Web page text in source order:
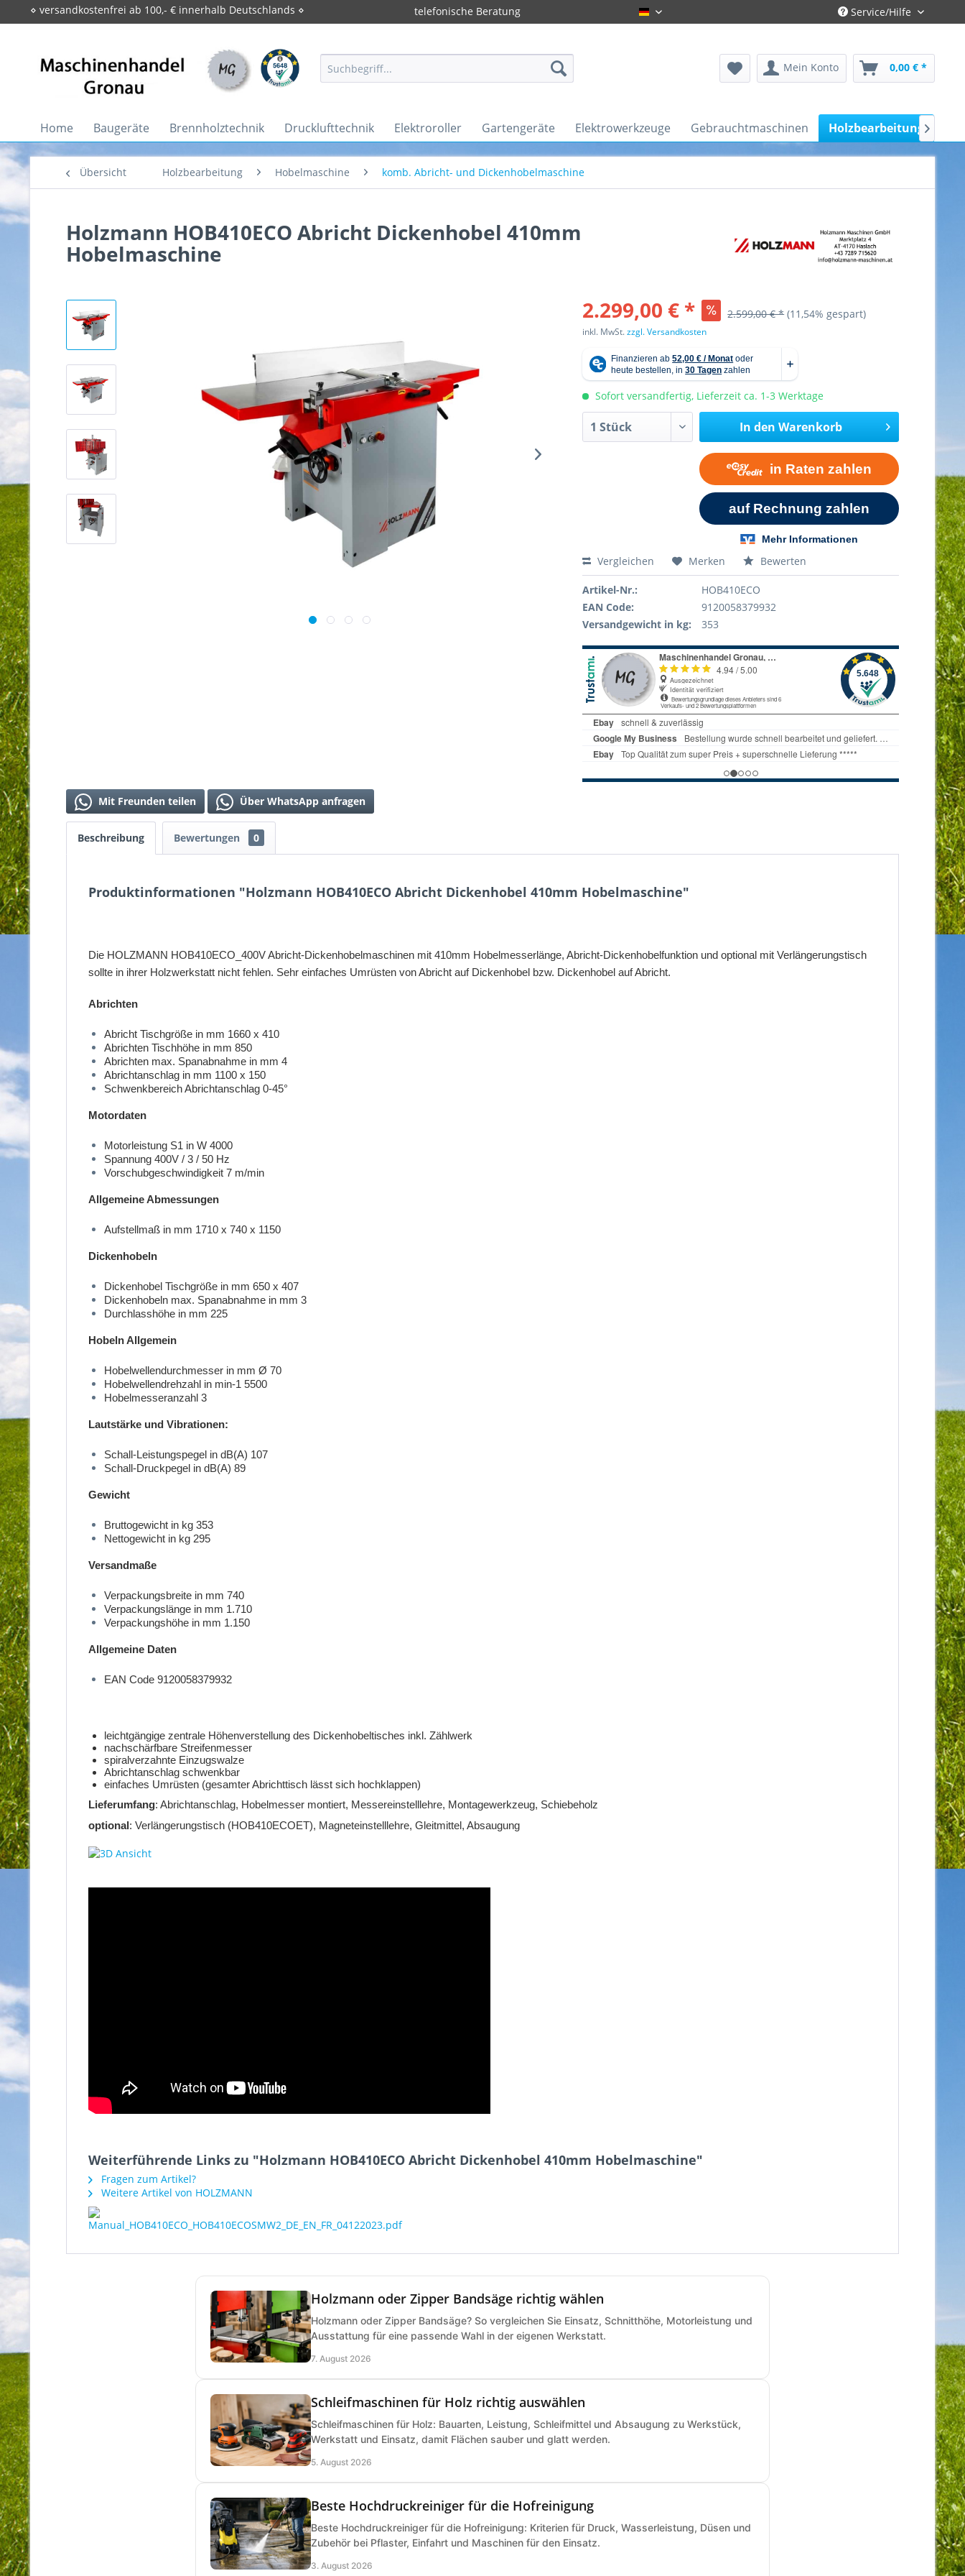
⋄ versandkostenfrei ab 100,- € innerhalb Deutschlands ⋄ telefonische Beratung Gronau-Deutsch Service/Hilfe
Mein Konto 0,00 € *
Home Baugeräte Brennholztechnik Drucklufttechnik Elektroroller Gartengeräte Elektrowerkzeuge Gebrauchtmaschinen Holzbearbeitung 
Übersicht Holzbearbeitung Hobelmaschine komb. Abricht- und Dickenhobelmaschine
Holzmann HOB410ECO Abricht Dickenhobel 410mm
Hobelmaschine
2.299,00 € * 2.599,00 € * (11,54% gespart)
inkl. MwSt.zzgl. Versandkosten
Sofort versandfertig, Lieferzeit ca. 1-3 Werktage
In den Warenkorb
Vergleichen Merken Bewerten
Artikel-Nr.:
HOB410ECO
EAN Code:
9120058379932
Versandgewicht in kg:
353
Mit Freunden teilen Über WhatsApp anfragen
Beschreibung Bewertungen 0
Produktinformationen "Holzmann HOB410ECO Abricht Dickenhobel 410mm Hobelmaschine"
Die HOLZMANN HOB410ECO_400V Abricht-Dickenhobelmaschinen mit 410mm Hobelmesserlänge, Abricht-Dickenhobelfunktion und optional mit Verlängerungstisch
sollte in ihrer Holzwerkstatt nicht fehlen. Sehr einfaches Umrüsten von Abricht auf Dickenhobel bzw. Dickenhobel auf Abricht.
Abrichten
Abricht Tischgröße in mm 1660 x 410
Abrichten Tischhöhe in mm 850
Abrichten max. Spanabnahme in mm 4
Abrichtanschlag in mm 1100 x 150
Schwenkbereich Abrichtanschlag 0-45°
Motordaten
Motorleistung S1 in W 4000
Spannung 400V / 3 / 50 Hz
Vorschubgeschwindigkeit 7 m/min
Allgemeine Abmessungen
Aufstellmaß in mm 1710 x 740 x 1150
Dickenhobeln
Dickenhobel Tischgröße in mm 650 x 407
Dickenhobeln max. Spanabnahme in mm 3
Durchlasshöhe in mm 225
Hobeln Allgemein
Hobelwellendurchmesser in mm Ø 70
Hobelwellendrehzahl in min-1 5500
Hobelmesseranzahl 3
Lautstärke und Vibrationen:
Schall-Leistungspegel in dB(A) 107
Schall-Druckpegel in dB(A) 89
Gewicht
Bruttogewicht in kg 353
Nettogewicht in kg 295
Versandmaße
Verpackungsbreite in mm 740
Verpackungslänge in mm 1.710
Verpackungshöhe in mm 1.150
Allgemeine Daten
EAN Code 9120058379932
leichtgängige zentrale Höhenverstellung des Dickenhobeltisches inkl. Zählwerk
nachschärfbare Streifenmesser
spiralverzahnte Einzugswalze
Abrichtanschlag schwenkbar
einfaches Umrüsten (gesamter Abrichttisch lässt sich hochklappen)
Lieferumfang: Abrichtanschlag, Hobelmesser montiert, Messereinstelllehre, Montagewerkzeug, Schiebeholz
optional: Verlängerungstisch (HOB410ECOET), Magneteinstelllehre, Gleitmittel, Absaugung
Weiterführende Links zu "Holzmann HOB410ECO Abricht Dickenhobel 410mm Hobelmaschine"
Fragen zum Artikel?
Weitere Artikel von HOLZMANN
Holzmann oder Zipper Bandsäge richtig wählen
Holzmann oder Zipper Bandsäge? So vergleichen Sie Einsatz, Schnitthöhe, Motorleistung und
Ausstattung für eine passende Wahl in der eigenen Werkstatt.
7. August 2026
Schleifmaschinen für Holz richtig auswählen
Schleifmaschinen für Holz: Bauarten, Leistung, Schleifmittel und Absaugung zu Werkstück,
Werkstatt und Einsatz, damit Flächen sauber und glatt werden.
5. August 2026
Beste Hochdruckreiniger für die Hofreinigung
Beste Hochdruckreiniger für die Hofreinigung: Kriterien für Druck, Wasserleistung, Düsen und
Zubehör bei Pflaster, Einfahrt und Maschinen für den Einsatz.
3. August 2026